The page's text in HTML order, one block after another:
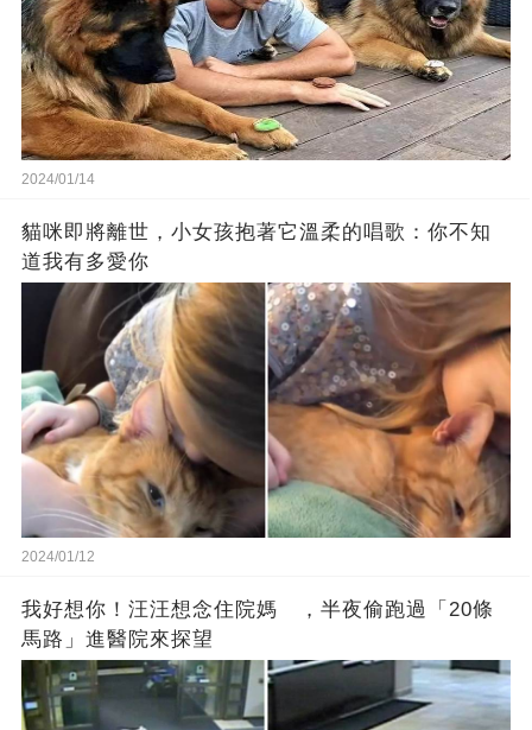
2024/01/14
貓咪即將離世，小女孩抱著它溫柔的唱歌：你不知
道我有多愛你
2024/01/12
我好想你！汪汪想念住院媽 ，半夜偷跑過「20條
馬路」進醫院來探望